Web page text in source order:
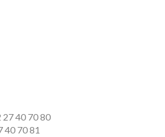
27 40 70 80
40 70 81